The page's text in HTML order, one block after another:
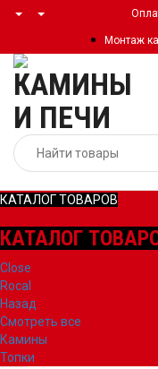
Монтаж
КАТАЛОГ ТОВАРОВ
КАТАЛОГ
Close
Rocal
Назад
Смотреть все
Камины
Топки